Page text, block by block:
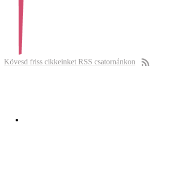
Kövesd friss cikkeinket RSS csatornánkon